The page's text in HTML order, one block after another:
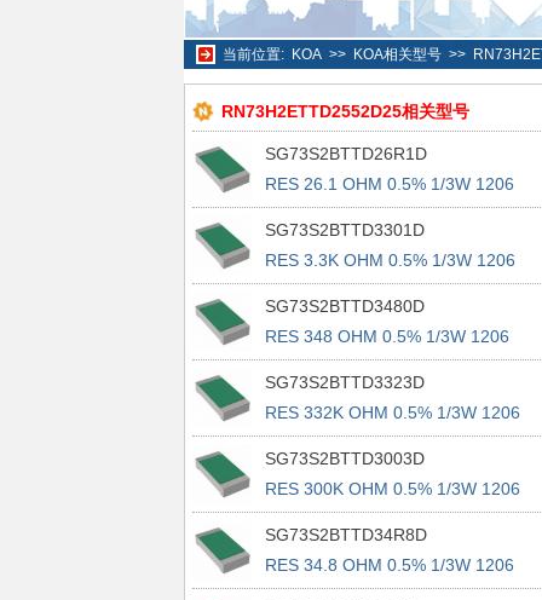
当前位置: KOA>> KOA相关型号>>
RN73H2ETTD2552D25相关型号
SG73S2BTTD26R1D
RES 26.1 OHM 0.5% 1/3W 1206
SG73S2BTTD3301D
RES 3.3K OHM 0.5% 1/3W 1206
SG73S2BTTD3480D
RES 348 OHM 0.5% 1/3W 1206
SG73S2BTTD3323D
RES 332K OHM 0.5% 1/3W 1206
SG73S2BTTD3003D
RES 300K OHM 0.5% 1/3W 1206
SG73S2BTTD34R8D
RES 34.8 OHM 0.5% 1/3W 1206